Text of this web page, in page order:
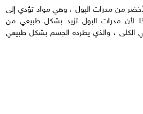
من مدرات البول ، وهي مواد تؤدي إلى
لأن مدرات البول تزيد بشكل طبيعي من
الكلى ، والذي يطرده الجسم بشكل طبيعي